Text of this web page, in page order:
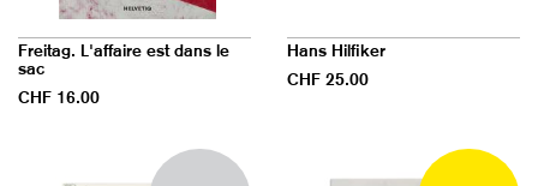
Freitag. L'affaire est dans le
sac
CHF 16.00
Hans Hilfiker
CHF 25.00